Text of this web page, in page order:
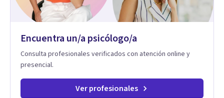
Encuentra un/a psicólogo/a
Consulta profesionales verificados con atención online y
presencial.
Ver profesionales